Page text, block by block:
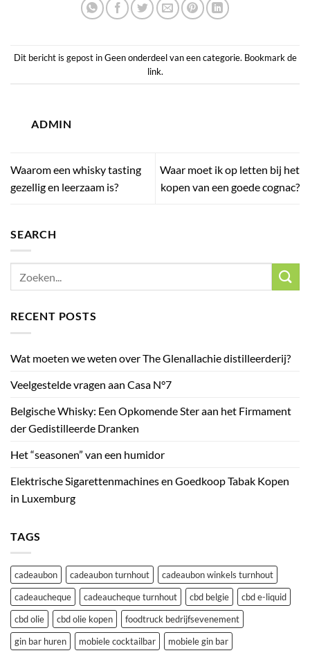
Dit bericht is gepost inGeen onderdeel van een categorie. Bookmark de
link.
ADMIN
Waarom een whisky tasting
gezellig en leerzaam is?
Waar moet ik op letten bij het
kopen van een goede cognac?
SEARCH
RECENT POSTS
Wat moeten we weten over The Glenallachie distilleerderij?
Veelgestelde vragen aan Casa N°7
Belgische Whisky: Een Opkomende Ster aan het Firmament
der Gedistilleerde Dranken
Het “seasonen” van een humidor
Elektrische Sigarettenmachines en Goedkoop Tabak Kopen
in Luxemburg
TAGS
cadeaubon cadeaubon turnhout
cadeaubon winkels turnhout
cadeaucheque
cadeaucheque turnhout cbd belgie
cbd e-liquid
cbd olie
cbd olie kopen
foodtruck bedrijfsevenement
gin bar huren
mobiele cocktailbar mobiele gin bar